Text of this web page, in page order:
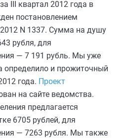
III квартал 2012 года в
постановлением
N 1337. Сумма на душу
рубля, для
— 7 191 рубль. Мы уже
определило и прожиточный
года. Проект
на сайте ведомства.
предлагается
6705 рублей, для
— 7263 рубля. Мы также